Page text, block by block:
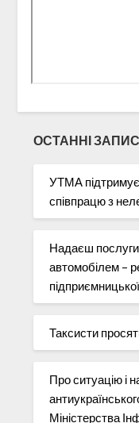
ОСТАННІ
УТМА підтримує
співпрацю з
Надаєш послуги
автомобілем –
Таксисти
Про ситуацію і
Міністерства